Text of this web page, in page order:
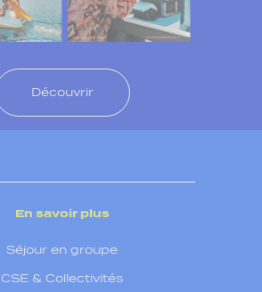
Découvrir
En savoir plus
Séjour en groupe
CSE & Collectivités